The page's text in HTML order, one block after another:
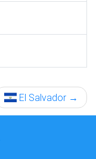
El Salvador →